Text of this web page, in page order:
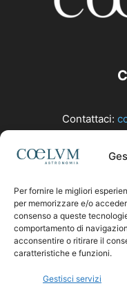
Per fornire le migliori
per memorizzare e/o
consenso a queste
comportamento di
acconsentire o ritirare il
caratteristiche e funzioni.
Gestisci servizi
Contattaci: